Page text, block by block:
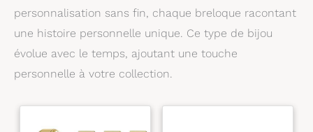
personnalisation sans fin, chaque breloque racontant
une histoire personnelle unique. Ce type de bijou
évolue avec le temps, ajoutant une touche
personnelle à votre collection.